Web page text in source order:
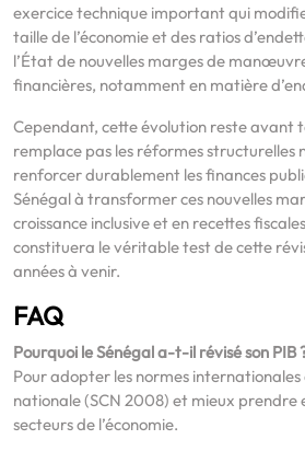
exercice technique important qui
taille de l’économie et des ratios
l’État de nouvelles marges de
financières, notamment en matière
Cependant, cette évolution reste avant
remplace pas les réformes structurelles
renforcer durablement les finances
Sénégal à transformer ces nouvelles
croissance inclusive et en recettes
constituera le véritable test de cette
années à venir.
FAQ
Pourquoi le Sénégal a-t-il révisé son PIB
Pour adopter les normes
nationale (SCN 2008) et mieux prendre
secteurs de l’économie.